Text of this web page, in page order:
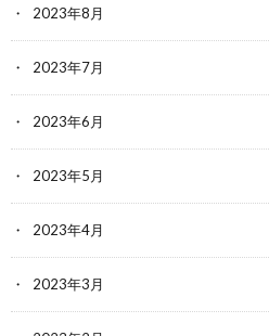
2023年8月
2023年7月
2023年6月
2023年5月
2023年4月
2023年3月